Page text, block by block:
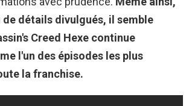
de détails divulgués, il semble
Creed Hexe continue
l'un des épisodes les plus
la franchise.